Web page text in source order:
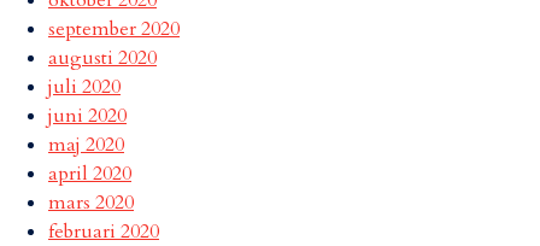
september 2020
augusti 2020
juli 2020
juni 2020
maj 2020
april 2020
mars 2020
februari 2020